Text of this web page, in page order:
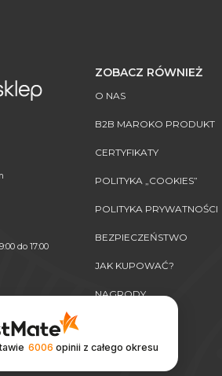
do 17:00
6006 opinii z całego okresu
ZOBACZ RÓWNIEŻ
O NAS
B2B MAROKO PRODUKT
CERTYFIKATY
POLITYKA „COOKIES”
POLITYKA PRYWATNOŚCI
BEZPIECZEŃSTWO
JAK KUPOWAĆ?
NAGRODY